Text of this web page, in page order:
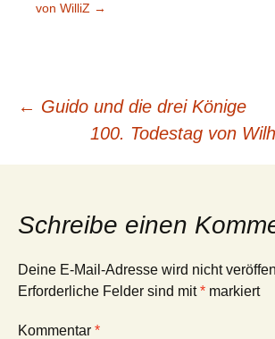
von WilliZ →
← Guido und die drei Könige
100. Todestag von
Schreibe einen
Deine E-Mail-Adresse wird nicht
Erforderliche Felder sind mit* markiert
Kommentar *